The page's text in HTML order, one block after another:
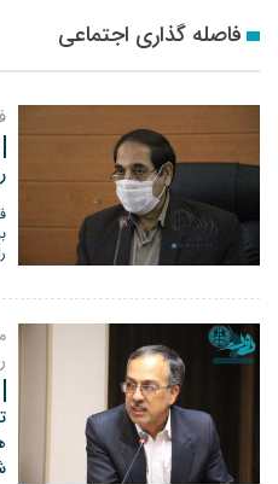
فاصله گذاری اجتماعی